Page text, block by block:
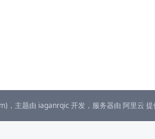
，主题由 iaganrqic 开发，服务器由 阿里云 提